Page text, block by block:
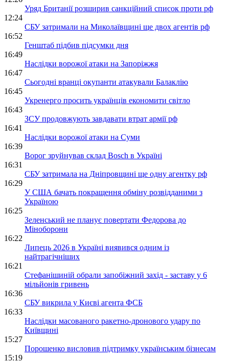
Уряд Британії розширив санкційний список проти рф
12:24
СБУ затримали на Миколаївщині ще двох агентів рф
16:52
Генштаб підбив підсумки дня
16:49
Наслідки ворожої атаки на Запоріжжя
16:47
Сьогодні вранці окупанти атакували Балаклію
16:45
Укренерго просить українців економити світло
16:43
ЗСУ продовжують завдавати втрат армії рф
16:41
Наслідки ворожої атаки на Суми
16:39
Ворог зруйнував склад Bosch в Україні
16:31
СБУ затримала на Дніпровщині ще одну агентку рф
16:29
У США бачать покращення обміну розвідданими з
Україною
16:25
Зеленський не планує повертати Федорова до
Міноборони
16:22
Липець 2026 в Україні виявився одним із
найтрагічніших
16:21
Стефанішиній обрали запобіжний захід - заставу у 6
мільйонів гривень
16:36
СБУ викрила у Києві агента ФСБ
16:33
Наслідки масованого ракетно-дронового удару по
Київщині
15:27
Порошенко висловив підтримку українським бізнесам
15:19